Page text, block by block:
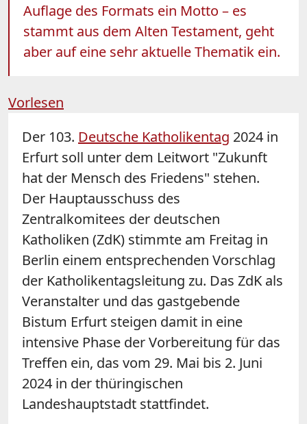
Auflage des Formats ein Motto – es
stammt aus dem Alten Testament, geht
aber auf eine sehr aktuelle Thematik ein.
Vorlesen
Der 103. Deutsche Katholikentag 2024 in
Erfurt soll unter dem Leitwort "Zukunft
hat der Mensch des Friedens" stehen.
Der Hauptausschuss des
Zentralkomitees der deutschen
Katholiken (ZdK) stimmte am Freitag in
Berlin einem entsprechenden Vorschlag
der Katholikentagsleitung zu. Das ZdK als
Veranstalter und das gastgebende
Bistum Erfurt steigen damit in eine
intensive Phase der Vorbereitung für das
Treffen ein, das vom 29. Mai bis 2. Juni
2024 in der thüringischen
Landeshauptstadt stattfindet.